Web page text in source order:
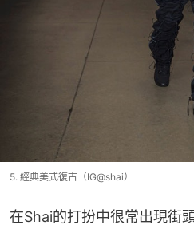
5. 經典美式復古（IG@shai）
在Shai的打扮中很常出現街